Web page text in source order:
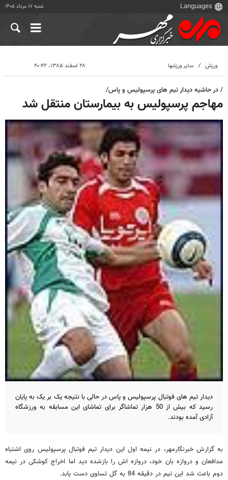
شنبه ۱۷ مرداد ۱۴۰۵
ورزش سایر ورزشها ۲۸ اسفند ۱۳۸۵، ۲۰:۴۲
/ در حاشیه دیدار تیم های پرسپولیس و پاس/
مهاجم پرسپولیس به بیمارستان منتقل شد
دیدار تیم های فوتبال پرسپولیس و پاس در حالی با نتیجه یک بر یک به پایان
رسید که بیش از 50 هزار تماشاگر برای تماشای این مسابقه به ورزشگاه
آزادی آمده بودند.
به گزارش خبرنگارمهر، در نیمه اول این دیدار تیم فوتبال پرسپولیس روی اشتباه
مدافعان و دروازه بان خود، دروازه اش را بازشده دید اما اخراج کوشکی در نیمه
دوم باعث شد این تیم در دقیقه 84 به گل تساوی دست یابد.